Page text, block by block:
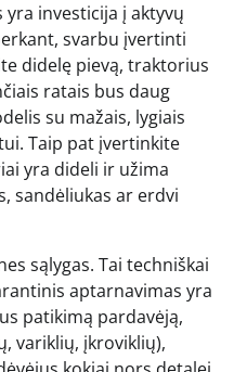
investicija į aktyvų
svarbu įvertinti
didelę pievą, traktorius
ratais bus daug
su mažais, lygiais
Taip pat įvertinkite
yra dideli ir užima
sandėliukas ar erdvi
sąlygas. Tai techniškai
aptarnavimas yra
patikimą pardavėją,
variklių, įkroviklių),